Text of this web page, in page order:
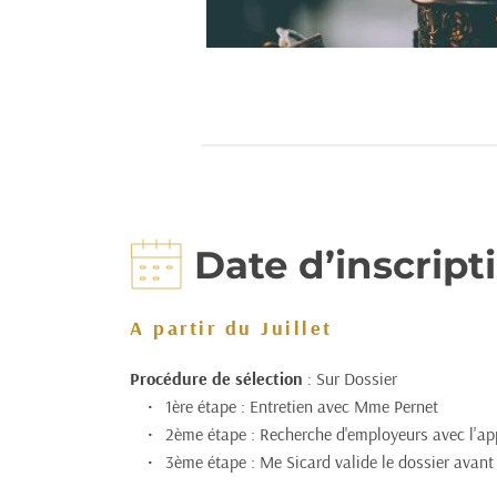
Date
A partir du Juillet
Procédure de sélection : Sur Dossier
1ère étape : Entretien avec Mme Pernet
2ème étape : Recherche d'employeurs avec
3ème étape : Me Sicard valide le dossier